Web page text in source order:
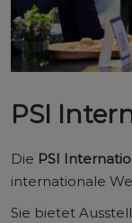
PSI
Die PSI
internationale
Sie bietet